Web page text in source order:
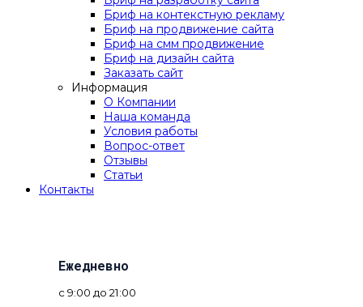
Бриф на контекстную рекламу
Бриф на продвижение сайта
Бриф на смм продвижение
Бриф на дизайн сайта
Заказать сайт
Информация
О Компании
Наша команда
Условия работы
Вопрос-ответ
Отзывы
Статьи
Контакты
Ежедневно
с 9:00 до 21:00